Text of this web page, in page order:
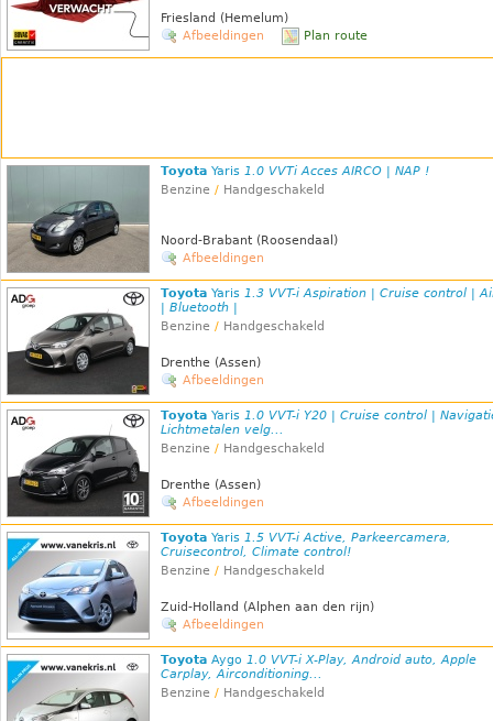
Friesland (Hemelum)
Afbeeldingen
Plan route
Toyota Yaris 1.0 VVTi Acces AIRCO | NAP !
Benzine / Handgeschakeld
Noord-Brabant (Roosendaal)
Afbeeldingen
Toyota Yaris 1.3 VVT-i Aspiration | Cruise control |
| Bluetooth |
Benzine / Handgeschakeld
Drenthe (Assen)
Afbeeldingen
Toyota Yaris 1.0 VVT-i Y20 | Cruise control |
Lichtmetalen velg...
Benzine / Handgeschakeld
Drenthe (Assen)
Afbeeldingen
Toyota Yaris 1.5 VVT-i Active, Parkeercamera,
Cruisecontrol, Climate control!
Benzine / Handgeschakeld
Zuid-Holland (Alphen aan den rijn)
Afbeeldingen
Toyota Aygo 1.0 VVT-i X-Play, Android auto, Apple
Carplay, Airconditioning...
Benzine / Handgeschakeld